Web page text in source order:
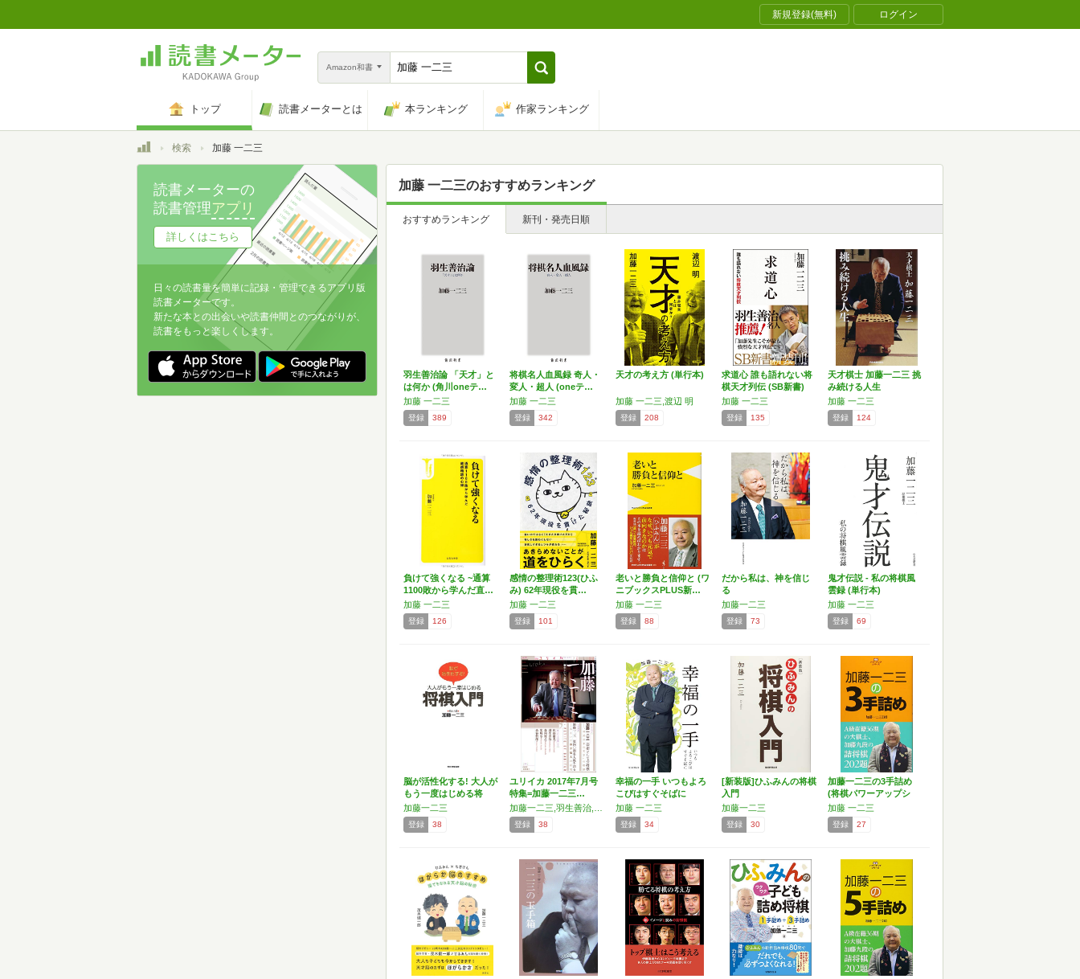
新規登録(無料) ログイン
Amazon和書
トップ 読書メーターとは 本ランキング 作家ランキング
トップ検索 加藤 一二三
加藤 一二三のおすすめランキング
おすすめランキング 新刊・発売日順
羽生善治論 「天才」と
は何か (角川oneテ…
加藤 一二三
登録 389
将棋名人血風録 奇人・
変人・超人 (oneテ…
加藤 一二三
登録 342
天才の考え方 (単行本)
加藤 一二三,渡辺 明
登録 208
求道心 誰も語れない将
棋天才列伝 (SB新書)
加藤 一二三
登録 135
天才棋士 加藤一二三 挑
み続ける人生
加藤 一二三
登録 124
負けて強くなる ~通算
1100敗から学んだ直…
加藤 一二三
登録 126
感情の整理術123(ひふ
み) 62年現役を貫…
加藤 一二三
登録 101
老いと勝負と信仰と (ワ
ニブックスPLUS新…
加藤 一二三
登録 88
だから私は、神を信じ
る
加藤一二三
登録 73
鬼才伝説 - 私の将棋風
雲録 (単行本)
加藤 一二三
登録 69
脳が活性化する! 大人が
もう一度はじめる将
棋…
加藤一二三
登録 38
ユリイカ 2017年7月号
特集=加藤一二三…
登録 38
幸福の一手 いつもよろ
こびはすぐそばに
加藤 一二三
登録 34
[新装版]ひふみんの将棋
入門
加藤一二三
登録 30
加藤一二三の3手詰め
(将棋パワーアップシ
リ…
加藤 一二三
登録 27
読書メーターの
読書管理アプリ
詳しくはこちら
日々の読書量を簡単に記録・管理できるアプリ版
読書メーターです。
新たな本との出会いや読書仲間とのつながりが、
読書をもっと楽しくします。